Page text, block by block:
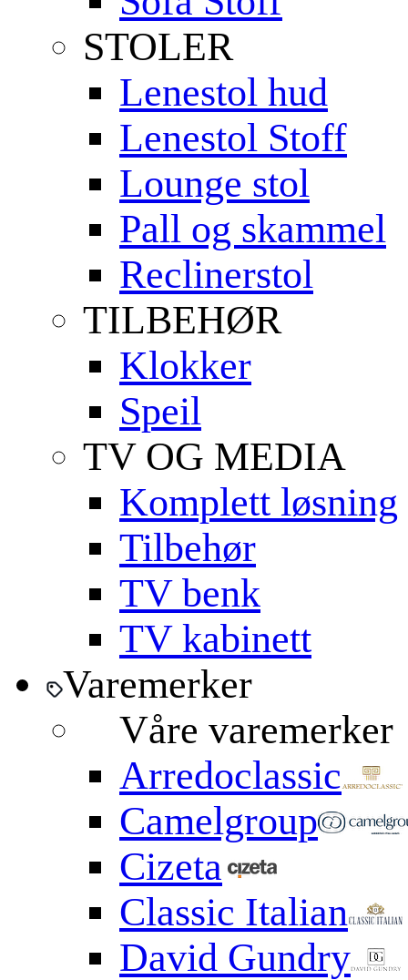
STOLER
Lenestol hud
Lenestol Stoff
Lounge stol
Pall og skammel
Reclinerstol
TILBEHØR
Klokker
Speil
TV OG MEDIA
Komplett løsning
Tilbehør
TV benk
TV kabinett
Varemerker
Våre varemerker
Arredoclassic
Camelgroup
Cizeta
Classic Italian
David Gundry